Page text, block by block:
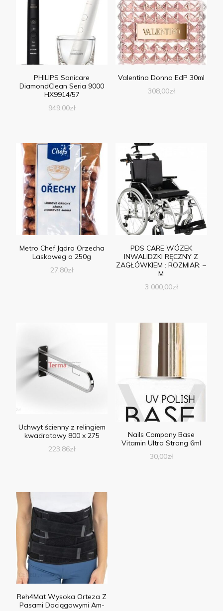
PHILIPS Sonicare
DiamondClean Seria 9000
HX9914/57
949,00zł
Valentino Donna EdP 30ml
308,00zł
Metro Chef Jądra Orzecha
Laskoweg o 250g
27,80zł
PDS CARE WÓZEK
INWALIDZKI RĘCZNY Z
ZAGŁÓWKIEM : ROZMIAR: –
M
3 000,00zł
Uchwyt ścienny z relingiem
kwadratowy 800 x 275
223,86zł
Nails Company Base
Vitamin Ultra Strong 6ml
30,00zł
Reh4Mat Wysoka Orteza Z
Pasami Dociągowymi Am-